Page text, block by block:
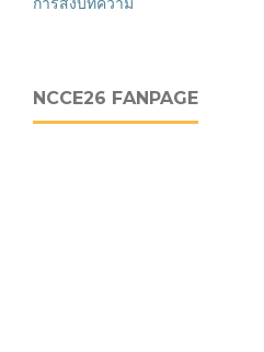
NCCE26 FANPAGE